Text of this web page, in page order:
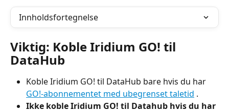
Innholdsfortegnelse
Viktig: Koble Iridium GO! til
DataHub
Koble Iridium GO! til DataHub bare hvis du har
GO!-abonnementet med ubegrenset taletid .
Ikke koble Iridium GO! til Datahub hvis du har